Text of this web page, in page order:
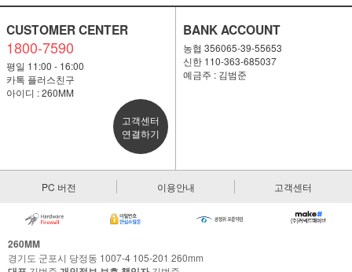
CUSTOMER CENTER
1800-7590
평일 11:00 - 16:00
카톡 플러스친구
아이디 : 260MM
고객센터
연결하기
BANK ACCOUNT
농협 356065-39-55653
신한 110-363-685037
예금주 : 김범준
PC 버전 이용안내 고객센터
260MM
경기도 군포시 당정동 1007-4 105-201 260mm